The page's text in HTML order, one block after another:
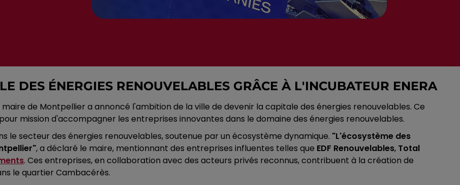
DES ÉNERGIES RENOUVELABLES GRÂCE À L'INCUBATEUR ENERA
de Montpellier a annoncé l'ambition de la ville de devenir la capitale des énergies renouvelables. Ce
mission d'accompagner les entreprises innovantes dans le domaine des énergies renouvelables.
le secteur des énergies renouvelables, soutenue par un écosystème dynamique. "L'écosystème des
, a déclaré le maire, mentionnant des entreprises influentes telles que EDF Renouvelables, Total
. Ces entreprises, en collaboration avec des acteurs privés reconnus, contribuent à la création de
le quartier Cambacérès.